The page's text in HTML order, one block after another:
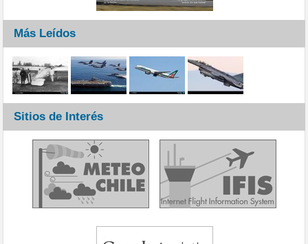
Más Leídos
Sitios de Interés